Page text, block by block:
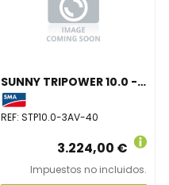
SUNNY TRIPOWER 10.0 - 3AV-40
REF:STP10.0-3AV-40
3.224,00 €
Impuestos no incluidos.